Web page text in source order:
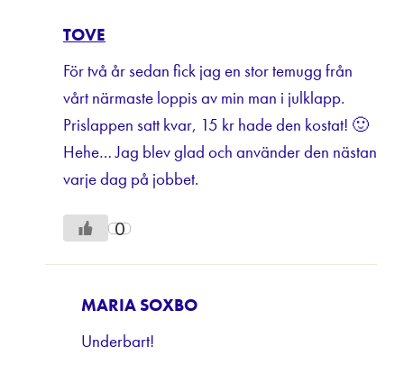
TOVE
För två år sedan fick jag en stor temugg från
vårt närmaste loppis av min man i julklapp.
Prislappen satt kvar, 15 kr hade den kostat! 🙂
Hehe… Jag blev glad och använder den nästan
varje dag på jobbet.
0
MARIA SOXBO
Underbart!